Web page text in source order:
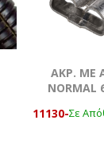
ΑΚΡ. ΜΕ
NORMAL
11130-Σε